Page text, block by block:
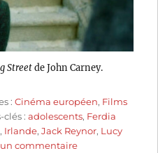
Streetde John Carney.
:Cinéma européen, Films
clés :adolescents, Ferdia
, Irlande,Jack Reynor, Lucy
un commentairesur